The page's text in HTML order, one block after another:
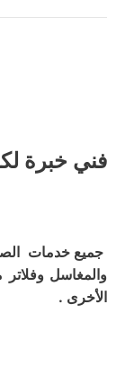
فني خبرة
جميع خدمات
والمغاسل
الأخرى .